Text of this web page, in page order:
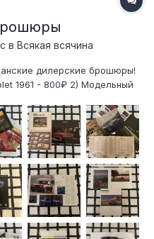
в Всякая всячина
дилерские брошюры!
1961 - 800₽ 2) Модельный
2) 1977 Chevrolet Caprice
M...